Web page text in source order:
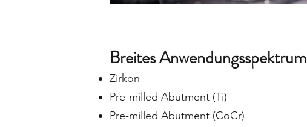
Breites Anwendungsspektrum
Zirkon
Pre-milled Abutment (Ti)
Pre-milled Abutment (CoCr)